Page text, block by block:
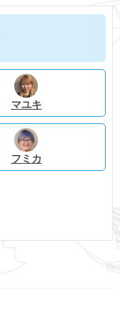
マユキ
フミカ